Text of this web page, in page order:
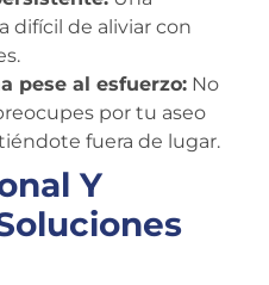
difícil de aliviar con
pese al esfuerzo: No
por tu aseo
fuera de lugar.
Y